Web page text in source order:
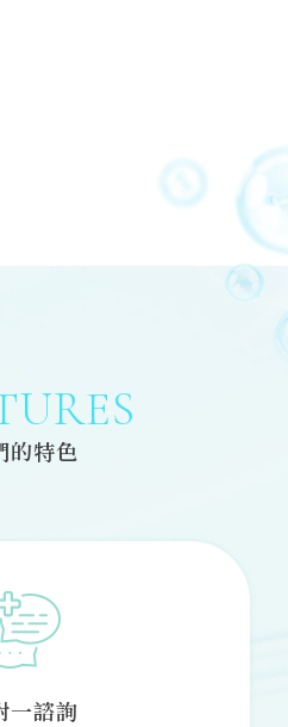
的特色
一諮詢